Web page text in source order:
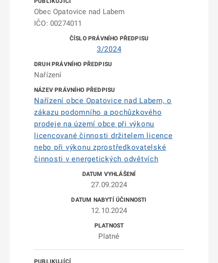
Obec Opatovice nad Labem
IČO: 00274011
3/2024
Nařízení
Nařízení obce Opatovice nad Labem, o
zákazu podomního a pochůzkového
prodeje na území obce při výkonu
licencované činnosti držitelem licence
nebo při výkonu zprostředkovatelské
činnosti v energetických odvětvích
27.09.2024
12.10.2024
Platné